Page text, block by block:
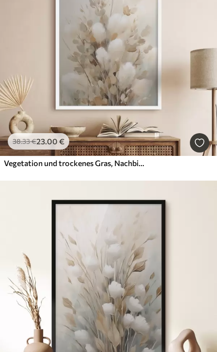
38.33€23.00 €
Vegetation und trockenes Gras, Nachbildung eines Gemäldes